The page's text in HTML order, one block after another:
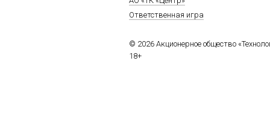
Ответственная игра
© 2026 Акционерное общество
18+